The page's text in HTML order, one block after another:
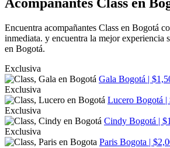
Encuentra acompañantes Class en Bogotá
inmediata. y encuentra la mejor experiencia
en Bogotá.
Exclusiva
Gala Bogotá |
Exclusiva
Lucero Bogotá |
Exclusiva
Cindy Bogotá |
Exclusiva
Paris Bogota |